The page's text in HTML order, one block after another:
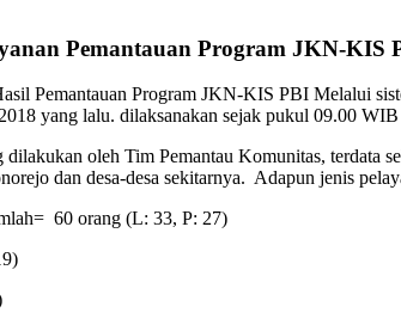
Pemantauan Program JKN-KIS
Pemantauan Program JKN-KIS PBI Melalui
yang lalu. dilaksanakan sejak pukul 09.00
dilakukan oleh Tim Pemantau Komunitas, terdata
dan desa-desa sekitarnya. Adapun jenis
60 orang (L: 33, P: 27)